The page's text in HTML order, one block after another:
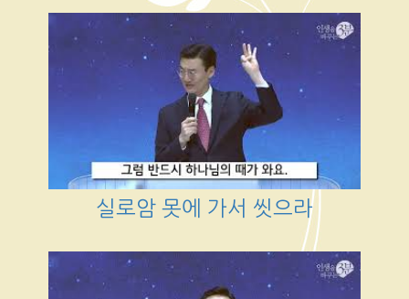
실로암 못에 가서 씻으라